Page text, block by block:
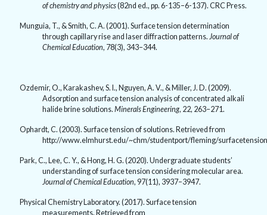
of chemistry and physics(82nd ed., pp. 6-135–6-137). CRC Press.
Munguia, T., & Smith, C. A. (2001). Surface tension determination
through capillary rise and laser diffraction patterns. Journal of
Chemical Education, 78(3), 343–344.
Ozdemir, O., Karakashev, S. I., Nguyen, A. V., & Miller, J. D. (2009).
Adsorption and surface tension analysis of concentrated alkali
halide brine solutions. Minerals Engineering, 22, 263–271.
Ophardt, C. (2003). Surface tension of solutions. Retrieved from
http://www.elmhurst.edu/~chm/studentport/fleming/
Park, C., Lee, C. Y., & Hong, H. G. (2020). Undergraduate students’
understanding of surface tension considering molecular area.
Journal of Chemical Education, 97(11), 3937–3947.
Physical Chemistry Laboratory. (2017). Surface tension
measurements. Retrieved from